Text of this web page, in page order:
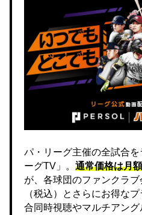
パ・リーグ主催の全試合
ーグTV」。 通常価格は月
が、各球団のファンクラ
（税込）とさらにお得な
合同時視聴やマルチアン